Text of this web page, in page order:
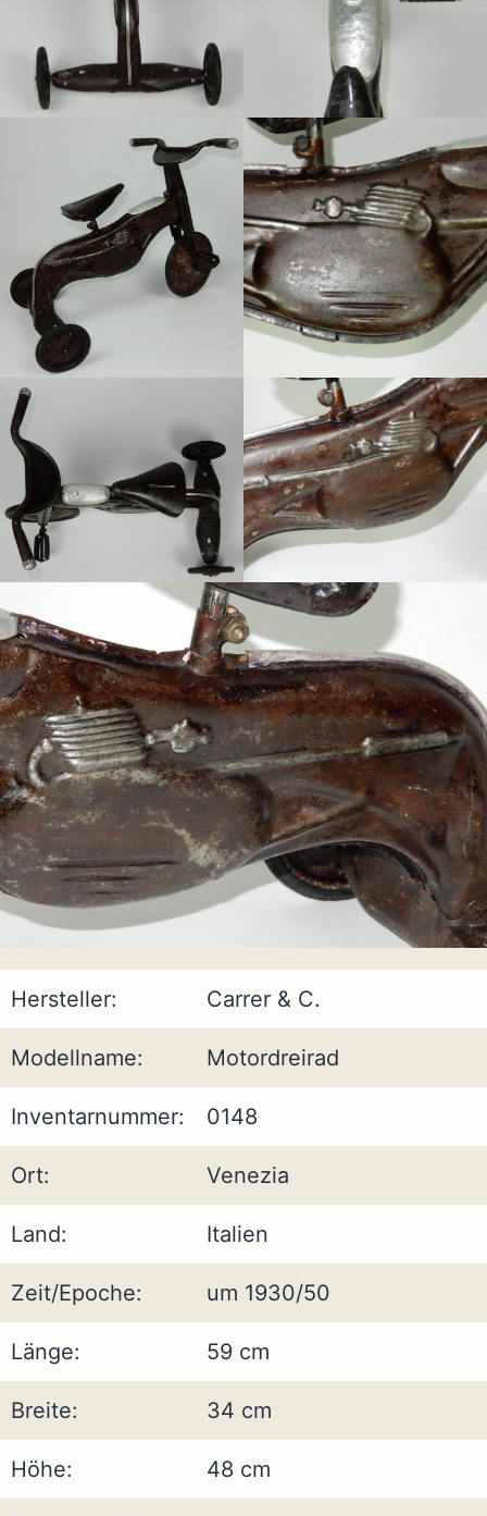
Hersteller: Carrer & C.
Modellname: Motordreirad
Inventarnummer: 0148
Ort: Venezia
Land: Italien
Zeit/Epoche: um 1930/50
Länge: 59 cm
Breite: 34 cm
Höhe: 48 cm